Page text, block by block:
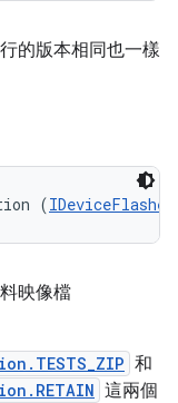
的版本相同也一樣
(
映像檔
和
這兩個